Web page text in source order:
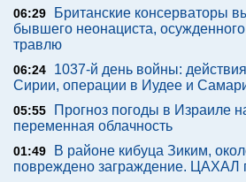
06:29
Британские консерваторы
бывшего неонациста,
травлю
06:24
1037-й день войны:
Сирии, операции в Иудее и
05:55
Прогноз погоды в Израиле
переменная облачность
01:49
В районе кибуца Зиким,
повреждено заграждение. ЦАХАЛ